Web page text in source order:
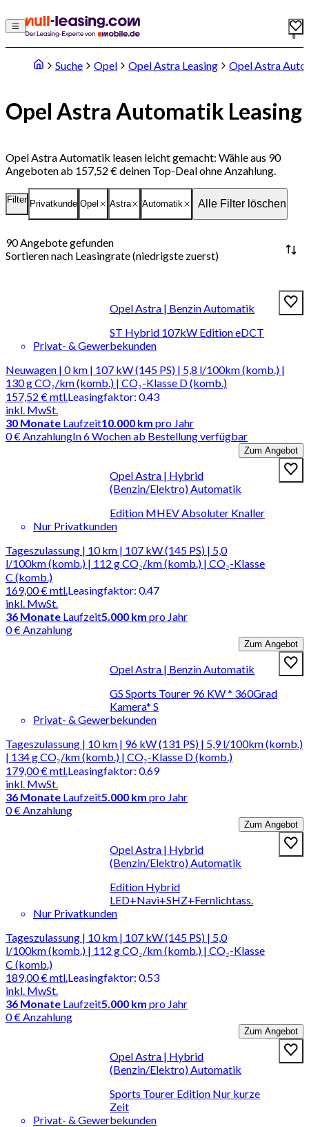
0
Suche Opel Opel Astra Leasing Opel Astra
Opel Astra Automatik Leasing
Opel Astra Automatik leasen leicht gemacht: Wähle aus 90
Angeboten ab 157,52 € deinen Top-Deal ohne Anzahlung.
Filter Privatkunde Opel Astra Automatik Alle Filter löschen
90Angebote gefunden
Sortieren nach Leasingrate (niedrigste zuerst)
Opel Astra | Benzin Automatik
ST Hybrid 107kW Edition eDCT
Privat- & Gewerbekunden
Neuwagen | 0 km | 107 kW (145 PS) | 5,8 l/100km (komb.) |
130 g CO₂/km (komb.) | CO₂-Klasse D (komb.)
157,52 €mtl.
inkl. MwSt.
Leasingfaktor: 0.43
30 Monate Laufzeit10.000 km pro Jahr
0 € AnzahlungIn 6 Wochen ab Bestellung verfügbar
Zum Angebot
Opel Astra | Hybrid
(Benzin/Elektro) Automatik
Edition MHEV Absoluter Knaller
Nur Privatkunden
Tageszulassung | 10 km | 107 kW (145 PS) | 5,0
l/100km (komb.) | 112 g CO₂/km (komb.) | CO₂-Klasse
C (komb.)
169,00 €mtl.
inkl. MwSt.
Leasingfaktor: 0.47
36 Monate Laufzeit5.000 km pro Jahr
0 € Anzahlung
Zum Angebot
Opel Astra | Benzin Automatik
GS Sports Tourer 96 KW * 360Grad
Kamera* S
Privat- & Gewerbekunden
Tageszulassung | 10 km | 96 kW (131 PS) | 5,9 l/100km (komb.)
| 134 g CO₂/km (komb.) | CO₂-Klasse D (komb.)
179,00 €mtl.
inkl. MwSt.
Leasingfaktor: 0.69
36 Monate Laufzeit5.000 km pro Jahr
0 € Anzahlung
Zum Angebot
Opel Astra | Hybrid
(Benzin/Elektro) Automatik
Edition Hybrid
LED+Navi+SHZ+Fernlichtass.
Nur Privatkunden
Tageszulassung | 10 km | 107 kW (145 PS) | 5,0
l/100km (komb.) | 112 g CO₂/km (komb.) | CO₂-Klasse
C (komb.)
189,00 €mtl.
inkl. MwSt.
Leasingfaktor: 0.53
36 Monate Laufzeit5.000 km pro Jahr
0 € Anzahlung
Zum Angebot
Opel Astra | Hybrid
(Benzin/Elektro) Automatik
Sports Tourer Edition Nur kurze
Zeit
Privat- & Gewerbekunden